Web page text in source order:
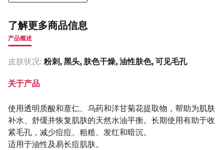
了解更多商品信息
产品概述
皮肤状况: 粉刺, 黑头, 肤色干燥, 油性肤色, 可见毛孔
关于产品
使用透明质酸和薏仁、乌药和洋甘菊花提取物，帮助为肌肤
补水、舒缓并恢复肌肤的天然水油平衡。长期使用有助于收
紧毛孔，减少痘痘、粗糙、发红和暗沉。
适用于油性及易长痘肌肤。